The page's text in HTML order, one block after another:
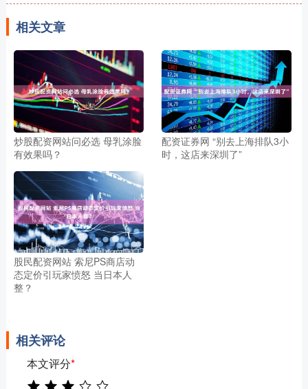
相关文章
炒股配资网站问必选 母乳涂脸
有效果吗？
配资证券网 “别去上海排队3小
时，这店来深圳了”
股民配资网站 索尼PS商店动
态定价引玩家愤怒 当日本人
整？
相关评论
本文评分*